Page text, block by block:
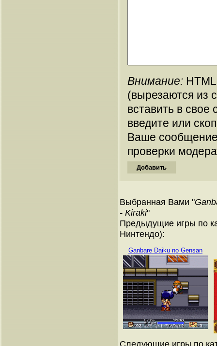
Внимание:
(вырезаются из
вставить в
введите или
Ваше
проверки
Выбранная Вами "
- Kiraki"
Предыдущие игры по
Нинтендо):
Ganbare Daiku no Gensan
Следующие игры по